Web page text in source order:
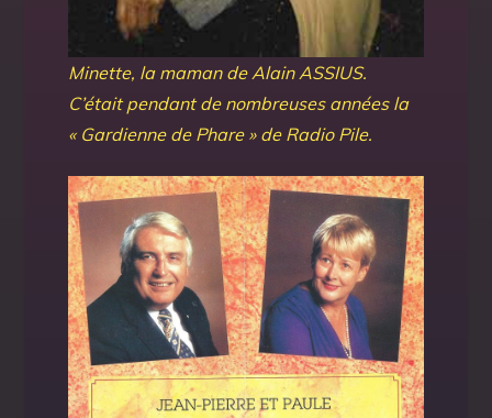
Minette, la maman de Alain ASSIUS.
C’était pendant de nombreuses années la
« Gardienne de Phare » de Radio Pile.